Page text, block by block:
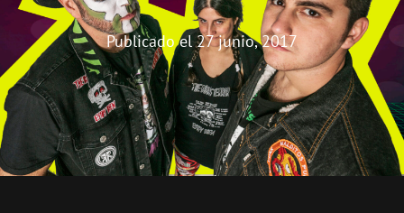
Publicado el27 junio, 2017